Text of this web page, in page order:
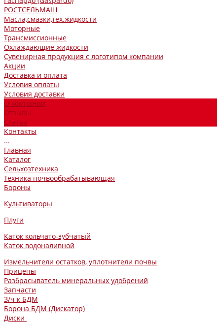
РОСТСЕЛЬМАШ
Масла,смазки,тех.жидкости
Моторные
Трансмиссионные
Охлаждающие жидкости
Сувенирная продукция с логотипом компании
Акции
Доставка и оплата
Условия оплаты
Условия доставки
О компании
Отзывы
Статьи
Контакты
...
Главная
Каталог
Сельхозтехника
Техника почвообрабатывающая
Бороны
Культиваторы
Плуги
Каток кольчато-зубчатый
Каток водоналивной
Измельчители остатков, уплотнители почвы
Прицепы
Разбрасыватель минеральных удобрений
Запчасти
З/ч к БДМ
Борона БДМ (Дискатор)
Диски